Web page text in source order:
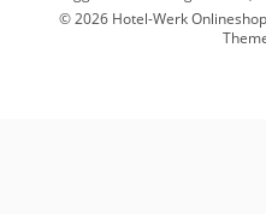
© 2026 Hotel-Werk